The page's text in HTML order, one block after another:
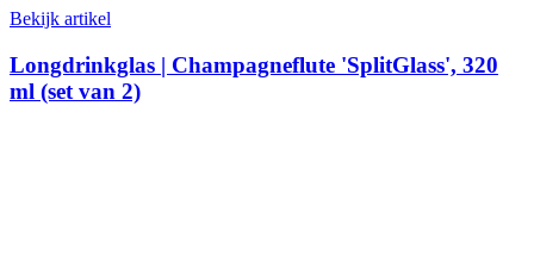
Bekijk artikel
Longdrinkglas | Champagneflute 'SplitGlass', 320
ml (set van 2)